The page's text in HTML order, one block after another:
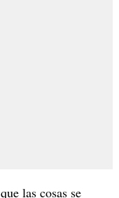
las cosas se